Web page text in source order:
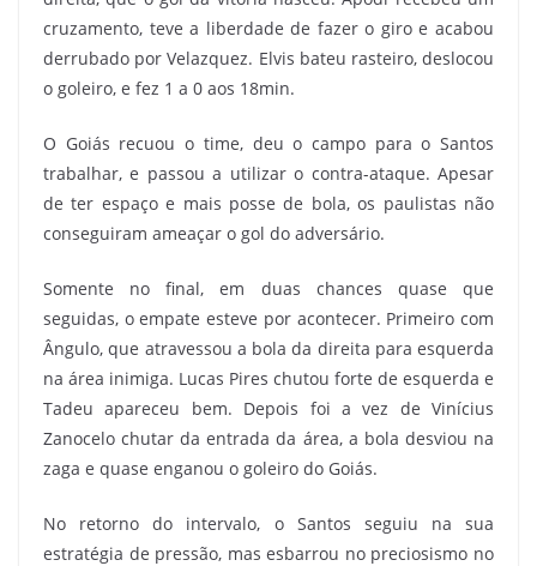
cruzamento, teve a liberdade de fazer o giro e acabou
derrubado por Velazquez. Elvis bateu rasteiro, deslocou
o goleiro, e fez 1 a 0 aos 18min.
O Goiás recuou o time, deu o campo para o Santos
trabalhar, e passou a utilizar o contra-ataque. Apesar
de ter espaço e mais posse de bola, os paulistas não
conseguiram ameaçar o gol do adversário.
Somente no final, em duas chances quase que
seguidas, o empate esteve por acontecer. Primeiro com
Ângulo, que atravessou a bola da direita para esquerda
na área inimiga. Lucas Pires chutou forte de esquerda e
Tadeu apareceu bem. Depois foi a vez de Vinícius
Zanocelo chutar da entrada da área, a bola desviou na
zaga e quase enganou o goleiro do Goiás.
No retorno do intervalo, o Santos seguiu na sua
estratégia de pressão, mas esbarrou no preciosismo no